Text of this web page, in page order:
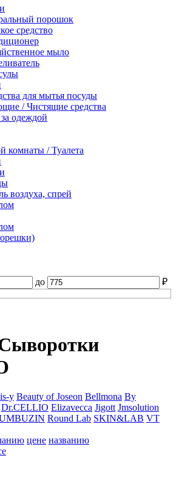
порошок
средство
мыло
для мытья посуды
/ Чистящие средства
одеждой
комнаты / Туалета
воздуха, спрей
орешки)
до ₽
y Beauty of Joseon Bellmona By
Dr.CELLIO Elizavecca Jigott Jmsolution
Round Lab SKIN&LAB VT
цене названию